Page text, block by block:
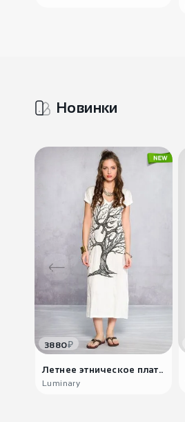
Новинки
3880₽
Летнее этническое плат..
Luminary